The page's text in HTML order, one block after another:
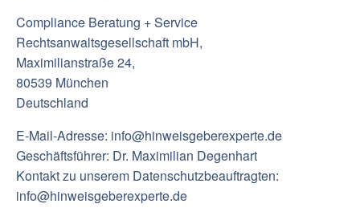
Compliance Beratung + Service
Rechtsanwaltsgesellschaft mbH,
Maximilianstraße 24,
80539 München
Deutschland
E-Mail-Adresse: info@hinweisgeberexperte.de
Geschäftsführer: Dr. Maximilian Degenhart
‍Kontakt zu unserem Datenschutzbeauftragten:
info@hinweisgeberexperte.de